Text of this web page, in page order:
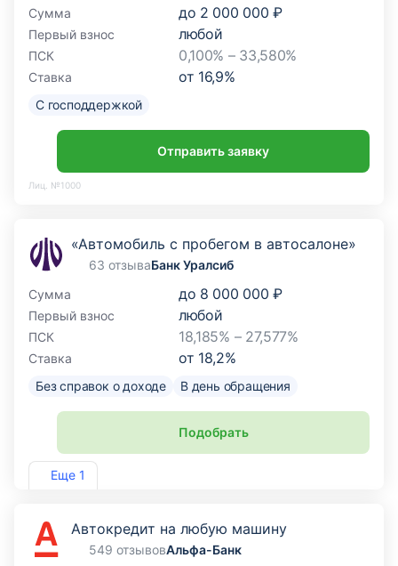
Сумма
до 2 000 000 ₽
Первый взнос любой
ПСК 0,100% – 33,580%
Ставка от 16,9%
С господдержкой
Отправить заявку
Лиц. №1000
Еще 1
«Автомобиль с пробегом в автосалоне»
63 отзываБанк Уралсиб
Сумма
до 8 000 000 ₽
Первый взнос любой
ПСК 18,185% – 27,577%
Ставка от 18,2%
Без справок о доходе В день обращения
Подобрать
Лиц. №2275
Автокредит на любую машину
549 отзывовАльфа-Банк